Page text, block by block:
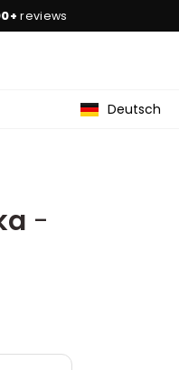
Klarna
Deutsch
-